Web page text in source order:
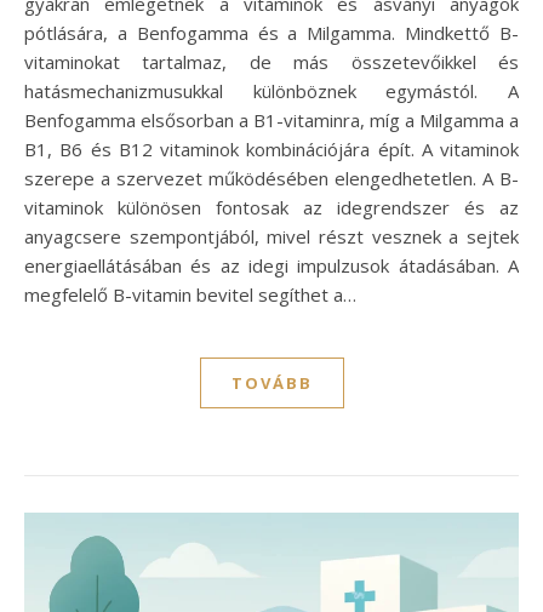
pótlására, a Benfogamma és a Milgamma. Mindkettő B-
vitaminokat tartalmaz, de más összetevőikkel és
hatásmechanizmusukkal különböznek egymástól. A
Benfogamma elsősorban a B1-vitaminra, míg a Milgamma a
B1, B6 és B12 vitaminok kombinációjára épít. A vitaminok
szerepe a szervezet működésében elengedhetetlen. A B-
vitaminok különösen fontosak az idegrendszer és az
anyagcsere szempontjából, mivel részt vesznek a sejtek
energiaellátásában és az idegi impulzusok átadásában. A
megfelelő B-vitamin bevitel segíthet a…
TOVÁBB